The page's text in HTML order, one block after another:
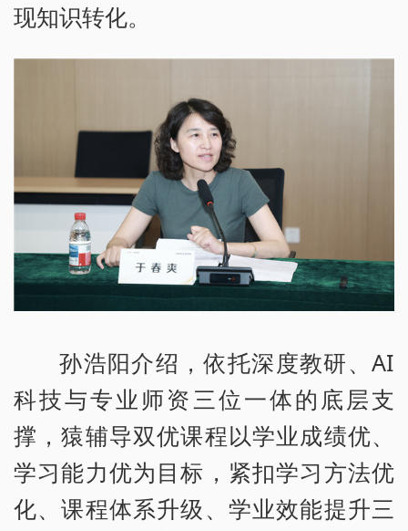
现知识转化。
孙浩阳介绍，依托深度教研、AI
科技与专业师资三位一体的底层支
撑，猿辅导双优课程以学业成绩优、
学习能力优为目标，紧扣学习方法优
化、课程体系升级、学业效能提升三